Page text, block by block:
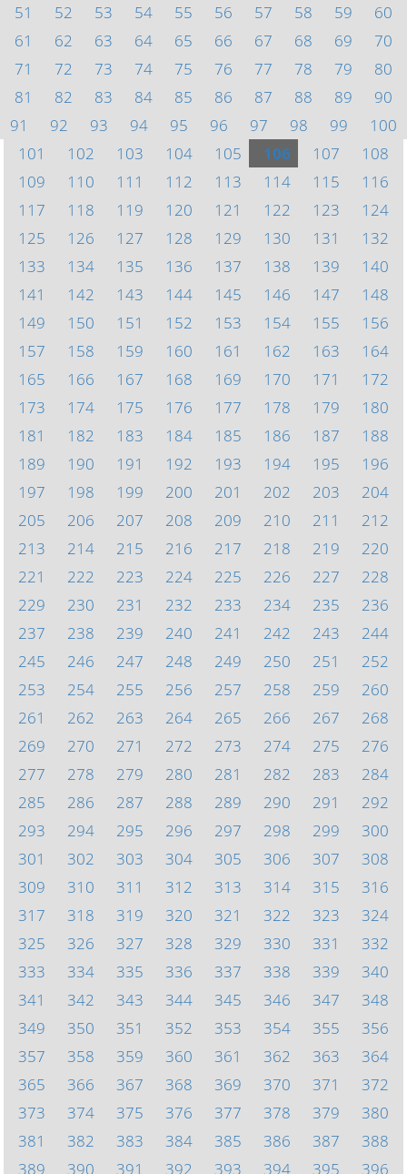
51
52 53 54 55 56 57 58 59
60
61
62 63 64 65 66 67 68 69
70
71
72 73 74 75 76 77 78 79
80
81
82 83 84 85 86 87 88 89
90
91
92 93 94 95 96 97 98 99
100
101
102 103 104 105 106 107
108
109
110 111 112 113 114 115
116
117
118 119 120 121 122 123
124
125
126 127 128 129 130 131
132
133
134 135 136 137 138 139
140
141
142 143 144 145 146 147
148
149
150 151 152 153 154 155
156
157
158 159 160 161 162 163
164
165
166 167 168 169 170 171
172
173
174 175 176 177 178 179
180
181
182 183 184 185 186 187
188
189
190 191 192 193 194 195
196
197
198 199 200 201 202 203
204
205
206 207 208 209 210 211
212
213
214 215 216 217 218 219
220
221
222 223 224 225 226 227
228
229
230 231 232 233 234 235
236
237
238 239 240 241 242 243
244
245
246 247 248 249 250 251
252
253
254 255 256 257 258 259
260
261
262 263 264 265 266 267
268
269
270 271 272 273 274 275
276
277
278 279 280 281 282 283
284
285
286 287 288 289 290 291
292
293
294 295 296 297 298 299
300
301
302 303 304 305 306 307
308
309
310 311 312 313 314 315
316
317
318 319 320 321 322 323
324
325
326 327 328 329 330 331
332
333
334 335 336 337 338 339
340
341
342 343 344 345 346 347
348
349
350 351 352 353 354 355
356
357
358 359 360 361 362 363
364
365
366 367 368 369 370 371
372
373
374 375 376 377 378 379
380
381
382 383 384 385 386 387
388
389
390 391 392 393 394 395 396